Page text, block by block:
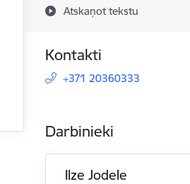
Atskaņot tekstu
Kontakti
+371 20360333
Darbinieki
Ilze Jodele